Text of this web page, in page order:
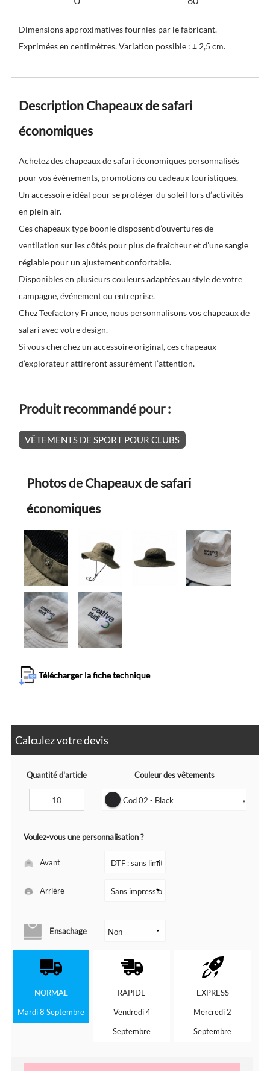
Dimensions approximatives fournies par le fabricant.
Exprimées en centimètres. Variation possible : ± 2,5 cm.
Description Chapeaux de safari
économiques
Achetez des chapeaux de safari économiques personnalisés
pour vos événements, promotions ou cadeaux touristiques.
Un accessoire idéal pour se protéger du soleil lors d’activités
en plein air.
Ces chapeaux type boonie disposent d’ouvertures de
ventilation sur les côtés pour plus de fraîcheur et d’une sangle
réglable pour un ajustement confortable.
Disponibles en plusieurs couleurs adaptées au style de votre
campagne, événement ou entreprise.
Chez Teefactory France, nous personnalisons vos chapeaux de
safari avec votre design.
Si vous cherchez un accessoire original, ces chapeaux
d’explorateur attireront assurément l’attention.
Produit recommandé pour :
VÊTEMENTS DE SPORT POUR CLUBS
Photos de Chapeaux de safari
économiques
Télécharger la fiche technique
Calculez votre devis
Quantité d'article Couleur des vêtements
Cod 02 - Black ▼
Voulez-vous une personnalisation ?
Avant
Arrière
Ensachage
NORMAL
Mardi 8 Septembre
RAPIDE
Vendredi 4
Septembre
EXPRESS
Mercredi 2
Septembre